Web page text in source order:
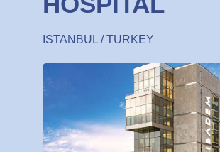
ISTANBUL / TURKEY